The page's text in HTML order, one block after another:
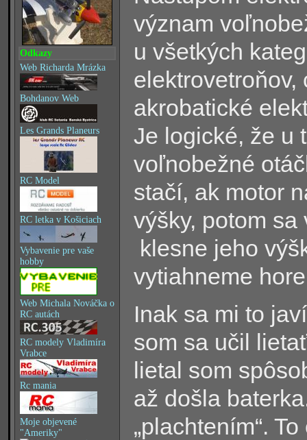
Odkazy
Web Richarda Mrázka
Bohdanov Web
Les Grands Planeurs
RC Model
RC letka v Košiciach
Vybavenie pre vaše
hobby
Web Michala Nováčka o
RC autách
RC modely Vladimíra
Vrabce
Rc mania
Moje objevené
"Ameriky"
význam
u všetkých
elektrovetroňov,
akrobatické
Je logické, že u
voľnobežné
stačí, ak motor
výšky, potom
klesne jeho
vytiahneme
Inak sa mi to
som sa učil
lietal som
až došla
„plachtením“.